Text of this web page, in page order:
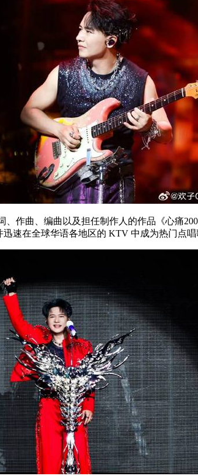
、作曲、编曲以及担任制作人的作品《心痛
速在全球华语各地区的 KTV 中成为热门点